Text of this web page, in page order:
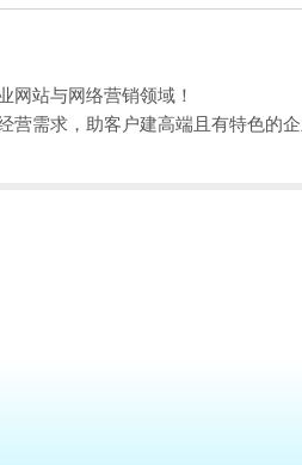
网站与网络营销领域！
营需求，助客户建高端且有特色的